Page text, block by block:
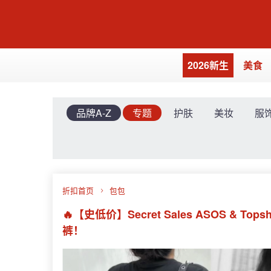
2026新生 美食
品牌A-Z 专题 护肤 美妆 服
折扣首页 包包
🔥【史低价】Secret Sales ASOS &
裤！